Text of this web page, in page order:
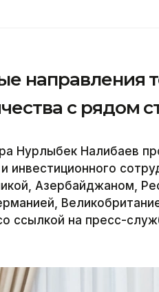
направления
с рядом
Нурлыбек Налибаев
инвестиционного
Азербайджаном,
ссылкой на пресс-